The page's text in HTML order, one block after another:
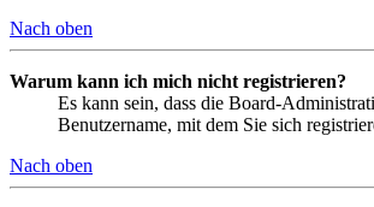
Nach oben
Warum kann ich mich nicht registrieren?
Es kann sein, dass die Board-
Benutzername, mit dem Sie sich
Nach oben